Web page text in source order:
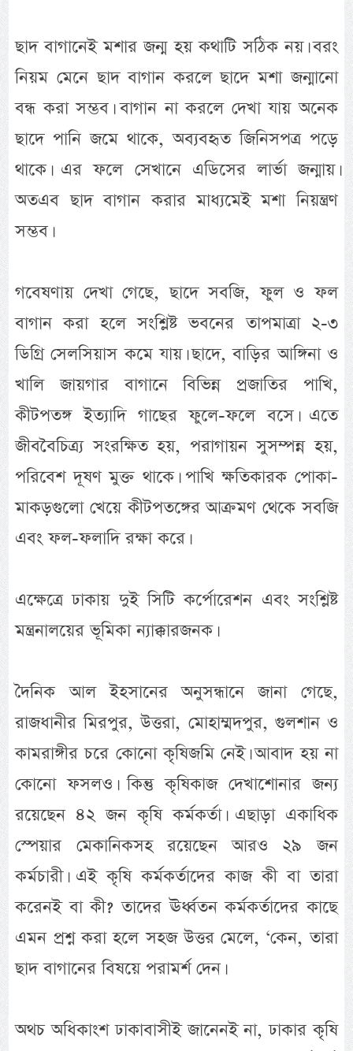
ছাদ বাগানেই মশার জন্ম হয় কথাটি সঠিক নয়। বরং
নিয়ম মেনে ছাদ বাগান করলে ছাদে মশা জন্মানো
বন্ধ করা সম্ভব। বাগান না করলে দেখা যায় অনেক
ছাদে পানি জমে থাকে, অব্যবহৃত জিনিসপত্র পড়ে
থাকে। এর ফলে সেখানে এডিসের লার্ভা জন্মায়।
অতএব ছাদ বাগান করার মাধ্যমেই মশা নিয়ন্ত্রণ
সম্ভব।
গবেষণায় দেখা গেছে, ছাদে সবজি, ফুল ও ফল
বাগান করা হলে সংশ্লিষ্ট ভবনের তাপমাত্রা ২-৩
ডিগ্রি সেলসিয়াস কমে যায়। ছাদে, বাড়ির আঙ্গিনা ও
খালি জায়গার বাগানে বিভিন্ন প্রজাতির পাখি,
কীটপতঙ্গ ইত্যাদি গাছের ফুলে-ফলে বসে। এতে
জীববৈচিত্র্য সংরক্ষিত হয়, পরাগায়ন সুসম্পন্ন হয়,
পরিবেশ দূষণ মুক্ত থাকে। পাখি ক্ষতিকারক পোকা-
মাকড়গুলো খেয়ে কীটপতঙ্গের আক্রমণ থেকে সবজি
এবং ফল-ফলাদি রক্ষা করে।
এক্ষেত্রে ঢাকায় দুই সিটি কর্পোরেশন এবং সংশ্লিষ্ট
মন্ত্রনালয়ের ভূমিকা ন্যাক্কারজনক।
দৈনিক আল ইহসানের অনুসন্ধানে জানা গেছে,
রাজধানীর মিরপুর, উত্তরা, মোহাম্মদপুর, গুলশান ও
কামরাঙ্গীর চরে কোনো কৃষিজমি নেই। আবাদ হয় না
কোনো ফসলও। কিন্তু কৃষিকাজ দেখাশোনার জন্য
রয়েছেন ৪২ জন কৃষি কর্মকর্তা। এছাড়া একাধিক
স্পেয়ার মেকানিকসহ রয়েছেন আরও ২৯ জন
কর্মচারী। এই কৃষি কর্মকর্তাদের কাজ কী বা তারা
করেনই বা কী? তাদের ঊর্ধ্বতন কর্মকর্তাদের কাছে
এমন প্রশ্ন করা হলে সহজ উত্তর মেলে, ‘কেন, তারা
ছাদ বাগানের বিষয়ে পরামর্শ দেন।
অথচ অধিকাংশ ঢাকাবাসীই জানেনই না, ঢাকার কৃষি